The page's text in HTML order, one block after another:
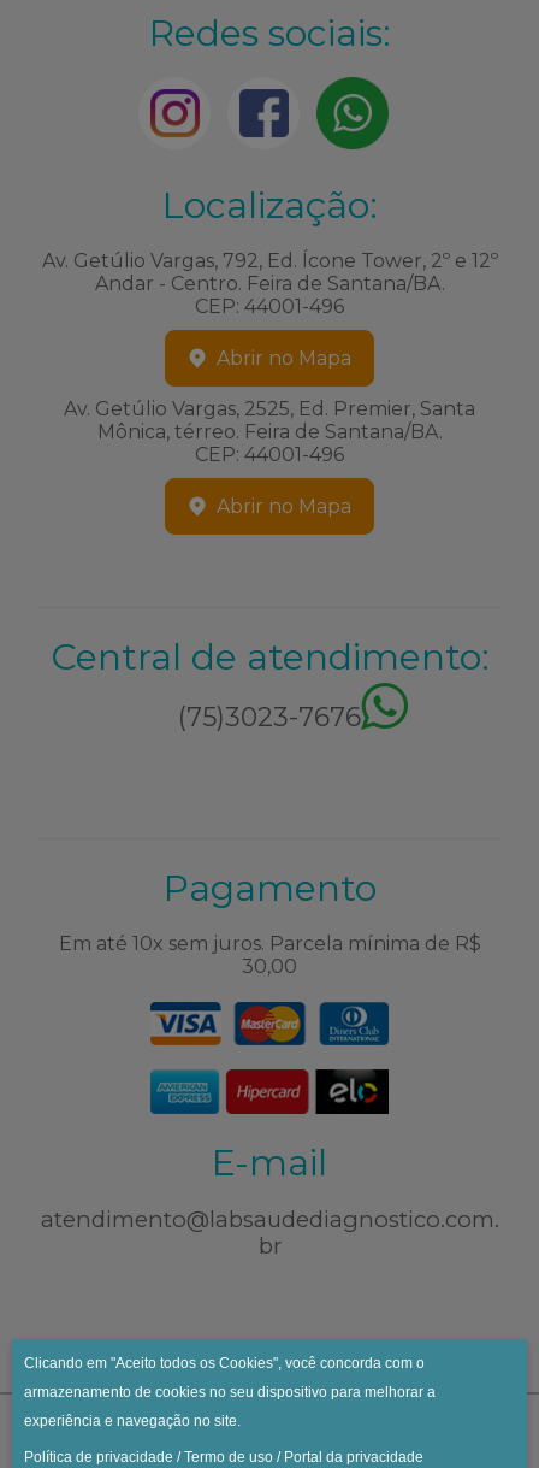
Redes sociais:
Localização:
Av. Getúlio Vargas, 792, Ed. Ícone Tower, 2º e 12º
Andar - Centro. Feira de Santana/BA.
CEP: 44001-496
Abrir no Mapa
Av. Getúlio Vargas, 2525, Ed. Premier, Santa
Mônica, térreo. Feira de Santana/BA.
CEP: 44001-496
Abrir no Mapa
Central de atendimento:
(75)3023-7676
Pagamento
Em até 10x sem juros. Parcela mínima de R$
30,00
E-mail
atendimento@labsaudediagnostico.com.
br
Clicando em "Aceito todos os Cookies", você concorda com o
armazenamento de cookies no seu dispositivo para melhorar a
experiência e navegação no site.
Política de privacidade /Termo de uso / Portal da privacidade